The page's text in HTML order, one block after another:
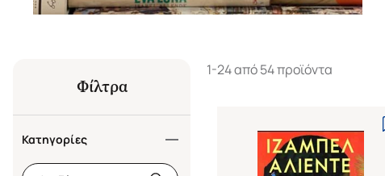
Φίλτρα
Κατηγορίες
1-24 από 54 προϊόντα